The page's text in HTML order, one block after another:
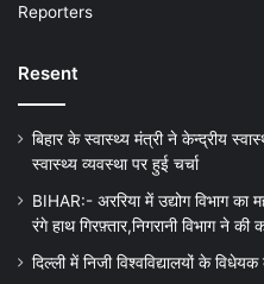
Reporters
Resent
बिहार के स्वास्थ्य मंत्री ने केन्द्रीय
स्वास्थ्य व्यवस्था पर हुई चर्चा
BIHAR:- अररिया में उद्योग विभाग
रंगे हाथ गिरफ़्तार,निगरानी विभाग ने की
दिल्ली में निजी विश्वविद्यालयों के